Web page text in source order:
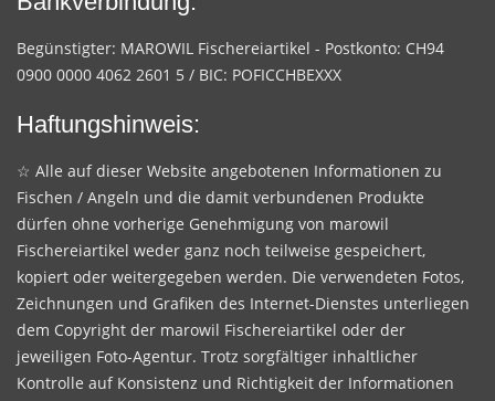
Begünstigter: MAROWIL Fischereiartikel - Postkonto: CH94
0900 0000 4062 2601 5 / BIC: POFICCHBEXXX
Haftungshinweis:
☆ Alle auf dieser Website angebotenen Informationen zu
Fischen / Angeln und die damit verbundenen Produkte
dürfen ohne vorherige Genehmigung von marowil
Fischereiartikel weder ganz noch teilweise gespeichert,
kopiert oder weitergegeben werden. Die verwendeten Fotos,
Zeichnungen und Grafiken des Internet-Dienstes unterliegen
dem Copyright der marowil Fischereiartikel oder der
jeweiligen Foto-Agentur. Trotz sorgfältiger inhaltlicher
Kontrolle auf Konsistenz und Richtigkeit der Informationen